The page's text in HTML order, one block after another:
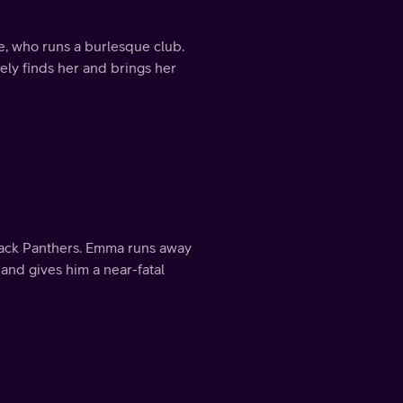
who runs a burlesque club.
finds her and brings her
Panthers. Emma runs away
gives him a near-fatal